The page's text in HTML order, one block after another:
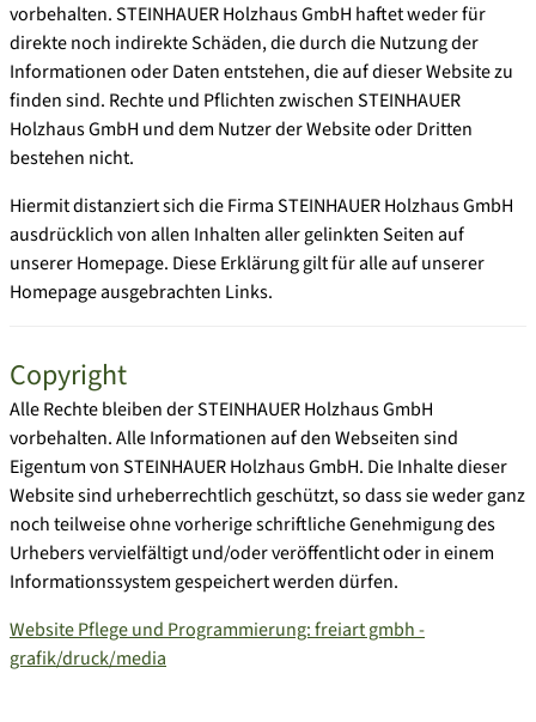
vorbehalten. STEINHAUER Holzhaus GmbH haftet weder für
direkte noch indirekte Schäden, die durch die Nutzung der
Informationen oder Daten entstehen, die auf dieser Website zu
finden sind. Rechte und Pflichten zwischen STEINHAUER
Holzhaus GmbH und dem Nutzer der Website oder Dritten
bestehen nicht.
Hiermit distanziert sich die Firma STEINHAUER Holzhaus GmbH
ausdrücklich von allen Inhalten aller gelinkten Seiten auf
unserer Homepage. Diese Erklärung gilt für alle auf unserer
Homepage ausgebrachten Links.
Copyright
Alle Rechte bleiben der STEINHAUER Holzhaus GmbH
vorbehalten. Alle Informationen auf den Webseiten sind
Eigentum von STEINHAUER Holzhaus GmbH. Die Inhalte dieser
Website sind urheberrechtlich geschützt, so dass sie weder ganz
noch teilweise ohne vorherige schriftliche Genehmigung des
Urhebers vervielfältigt und/oder veröffentlicht oder in einem
Informationssystem gespeichert werden dürfen.
Website Pflege und Programmierung: freiart gmbh -
grafik/druck/media